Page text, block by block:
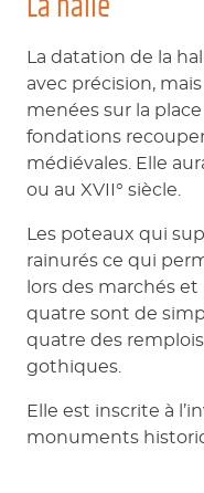
La halle
La datation de la
avec précision,
menées sur la
fondations
médiévales. Elle
ou au XVII° siècle.
Les poteaux qui
rainurés ce qui
lors des marchés
quatre sont de
quatre des
gothiques.
Elle est inscrite à
monuments